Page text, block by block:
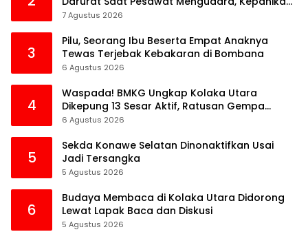
Pecah di Dalam Kabin
7 Agustus 2026
3
Pilu, Seorang Ibu Beserta Empat Anaknya
Tewas Terjebak Kebakaran di Bombana
6 Agustus 2026
4
Waspada! BMKG Ungkap Kolaka Utara
Dikepung 13 Sesar Aktif, Ratusan Gempa
Sudah Terekam
6 Agustus 2026
5
Sekda Konawe Selatan Dinonaktifkan Usai
Jadi Tersangka
5 Agustus 2026
6
Budaya Membaca di Kolaka Utara Didorong
Lewat Lapak Baca dan Diskusi
5 Agustus 2026